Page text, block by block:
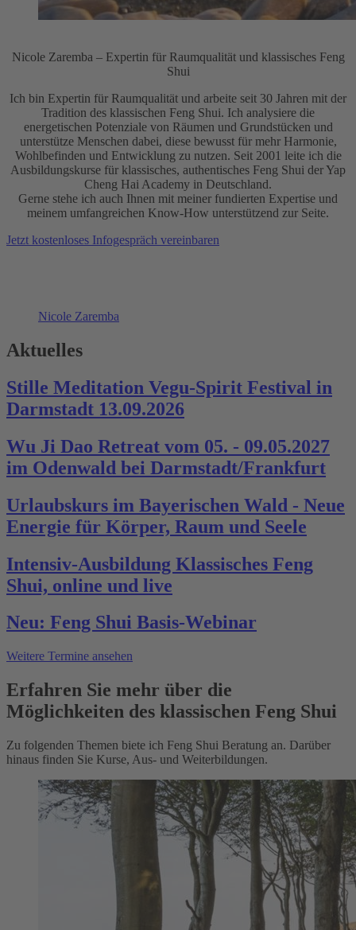
Nicole Zaremba – Expertin für Raumqualität und klassisches Feng
Shui
Ich bin Expertin für Raumqualität und arbeite seit 30 Jahren mit der
Tradition des klassischen Feng Shui. Ich analysiere die
energetischen Potenziale von Räumen und Grundstücken und
unterstütze Menschen dabei, diese bewusst für mehr Harmonie,
Wohlbefinden und Entwicklung zu nutzen. Seit 2001 leite ich die
Ausbildungskurse für klassisches, authentisches Feng Shui der Yap
Cheng Hai Academy in Deutschland.
Gerne stehe ich auch Ihnen mit meiner fundierten Expertise und
meinem umfangreichen Know-How unterstützend zur Seite.
Jetzt kostenloses Infogespräch vereinbaren
Nicole Zaremba
Aktuelles
Stille Meditation Vegu-Spirit Festival in
Darmstadt 13.09.2026
Wu Ji Dao Retreat vom 05. - 09.05.2027
im Odenwald bei Darmstadt/Frankfurt
Urlaubskurs im Bayerischen Wald - Neue
Energie für Körper, Raum und Seele
Intensiv-Ausbildung Klassisches Feng
Shui, online und live
Neu: Feng Shui Basis-Webinar
Weitere Termine ansehen
Erfahren Sie mehr über die
Möglichkeiten des klassischen Feng Shui
Zu folgenden Themen biete ich Feng Shui Beratung an. Darüber
hinaus finden Sie Kurse, Aus- und Weiterbildungen.